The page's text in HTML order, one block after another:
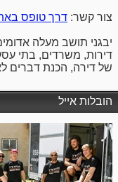
צור קשר: דרך טופס
יבגני תושב מעלה
דירות, משרדים, בתי
של דירה, הכנת דברים
הובלות אייל